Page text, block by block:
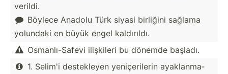
verildi.
 Böylece Anadolu Türk siyasi birliğini sağlama
yolundaki en büyük engel kaldır­ıldı.
 Osmanl­ı-S­afevi ilişkileri bu dönemde başladı.

1. Selim'i destek­leyen yeniçe­rilerin ayakla­nma­